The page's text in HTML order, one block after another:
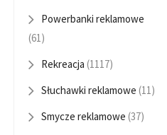
Powerbanki reklamowe
(61)
Rekreacja (1117)
Słuchawki reklamowe (11)
Smycze reklamowe (37)